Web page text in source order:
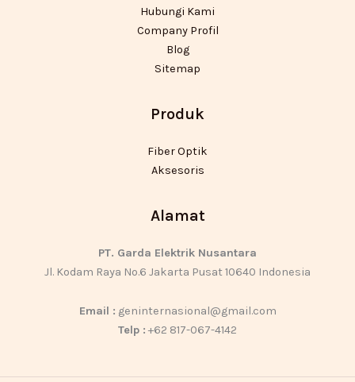
Hubungi Kami
Company Profil
Blog
Sitemap
Produk
Fiber Optik
Aksesoris
Alamat
PT. Garda Elektrik Nusantara
Jl. Kodam Raya No.6 Jakarta Pusat 10640 Indonesia
Email : geninternasional@gmail.com
Telp : +62 817-067-4142